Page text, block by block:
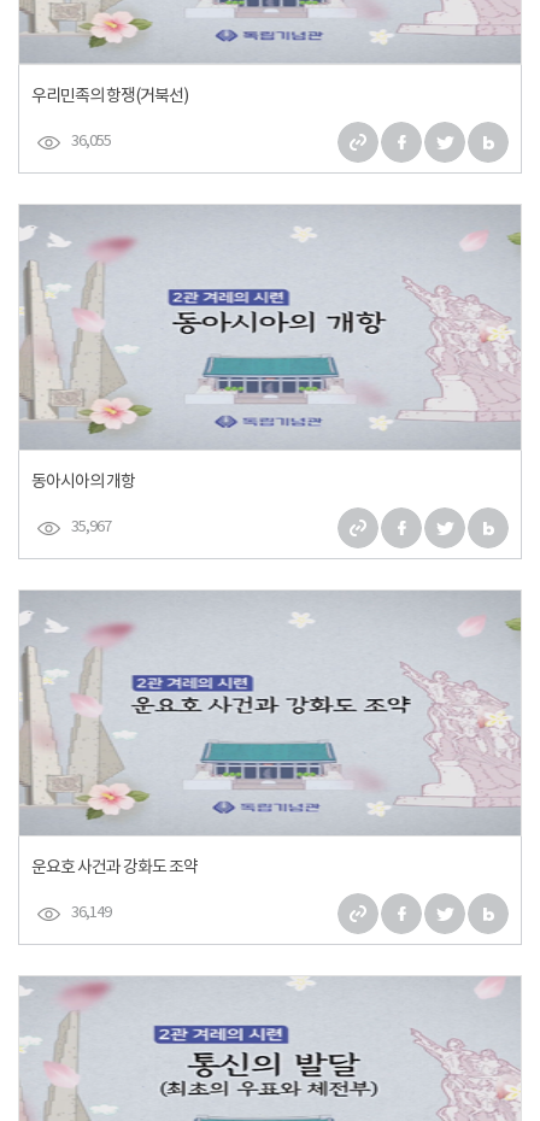
우리민족의 항쟁(거북선)
36,055
동아시아의 개항
35,967
운요호 사건과 강화도 조약
36,149